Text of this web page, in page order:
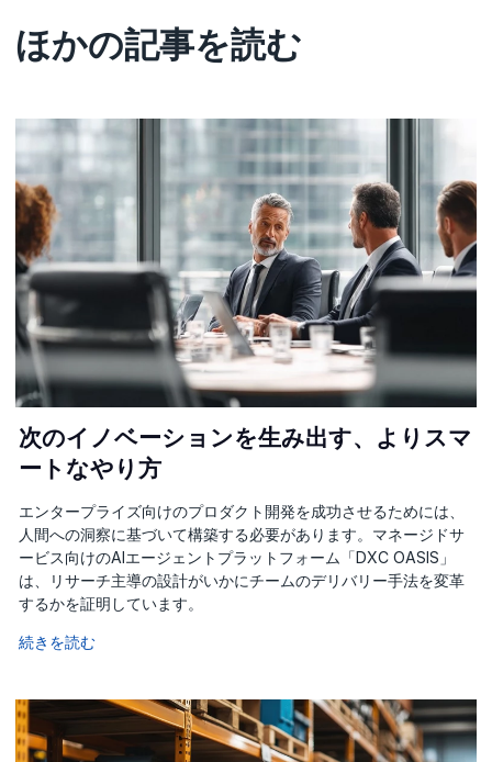
ほかの記事を読む
次のイノベーションを生み出す、よりスマ
ートなやり方
エンタープライズ向けのプロダクト開発を成功させるためには、
人間への洞察に基づいて構築する必要があります。マネージドサ
ービス向けのAIエージェントプラットフォーム「DXC OASIS」
は、リサーチ主導の設計がいかにチームのデリバリー手法を変革
するかを証明しています。
続きを読む